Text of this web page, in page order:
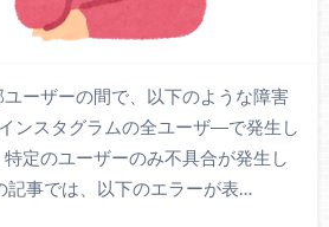
ーザーの間で、以下のような障害
ンスタグラムの全ユーザ―で発生し
定のユーザーのみ不具合が発生し
記事では、以下のエラーが表…